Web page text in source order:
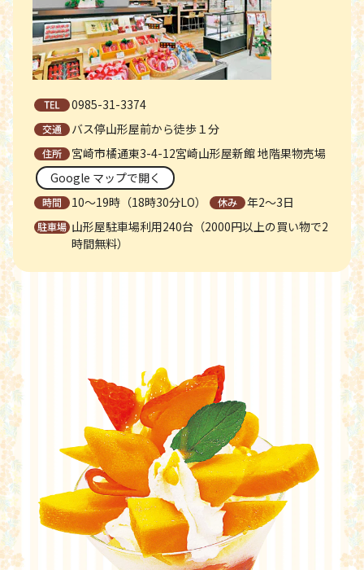
0985-31-3374
バス停山形屋前から徒歩１分
宮崎市橘通東3-4-12宮崎山形屋新館 地階果物売場
Google マップで開く
10～19時（18時30分LO）
年2～3日
山形屋駐車場利用240台（2000円以上の買い物で2
時間無料）